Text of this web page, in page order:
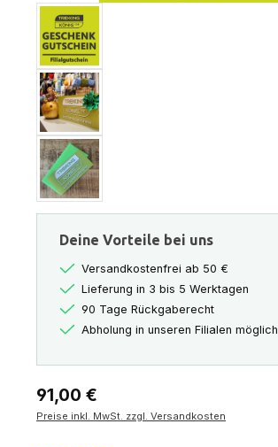
Deine Vorteile bei uns
Versandkostenfrei ab 50 €
Lieferung in 3 bis 5 Werktagen
90 Tage Rückgaberecht
Abholung in unseren Filialen möglich
Regulärer Preis:
91,00 €
Preise inkl. MwSt. zzgl. Versandkosten